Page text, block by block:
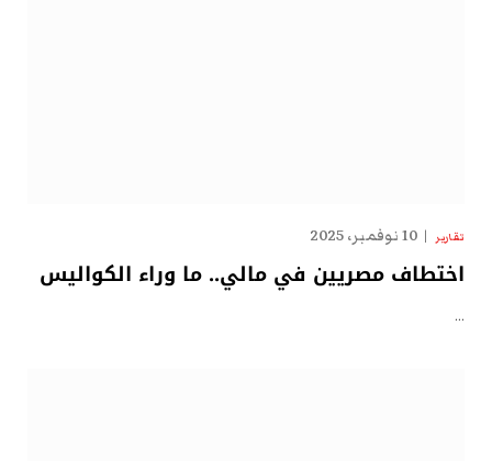
تقارير 10 نوفمبر، 2025
اختطاف مصريين في مالي.. ما وراء الكواليس
…